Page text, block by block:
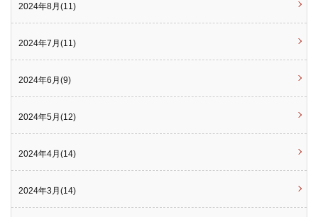
2024年8月(11)
2024年7月(11)
2024年6月(9)
2024年5月(12)
2024年4月(14)
2024年3月(14)